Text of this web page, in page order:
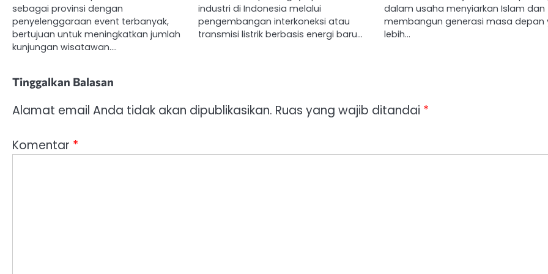
sebagai provinsi dengan
penyelenggaraan event terbanyak,
bertujuan untuk meningkatkan jumlah
kunjungan wisatawan.…
industri di Indonesia melalui
pengembangan interkoneksi atau
transmisi listrik berbasis energi baru…
dalam usaha menyiarkan Islam dan
membangun generasi masa depan
lebih…
Tinggalkan Balasan
Alamat email Anda tidak akan dipublikasikan. Ruas yang wajib ditandai *
Komentar *